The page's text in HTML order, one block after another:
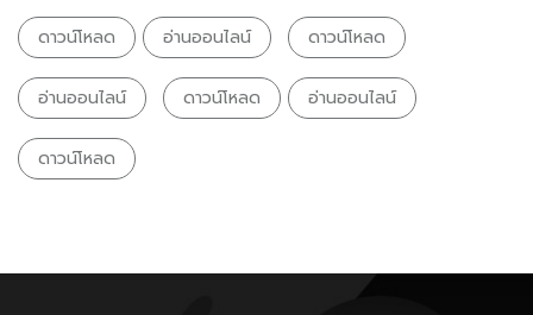
ดาวน์โหลด อ่านออนไลน์ ดาวน์โหลด
อ่านออนไลน์ ดาวน์โหลด อ่านออนไลน์
ดาวน์โหลด